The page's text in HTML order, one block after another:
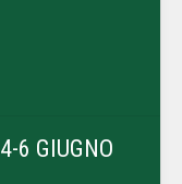
6 GIUGNO